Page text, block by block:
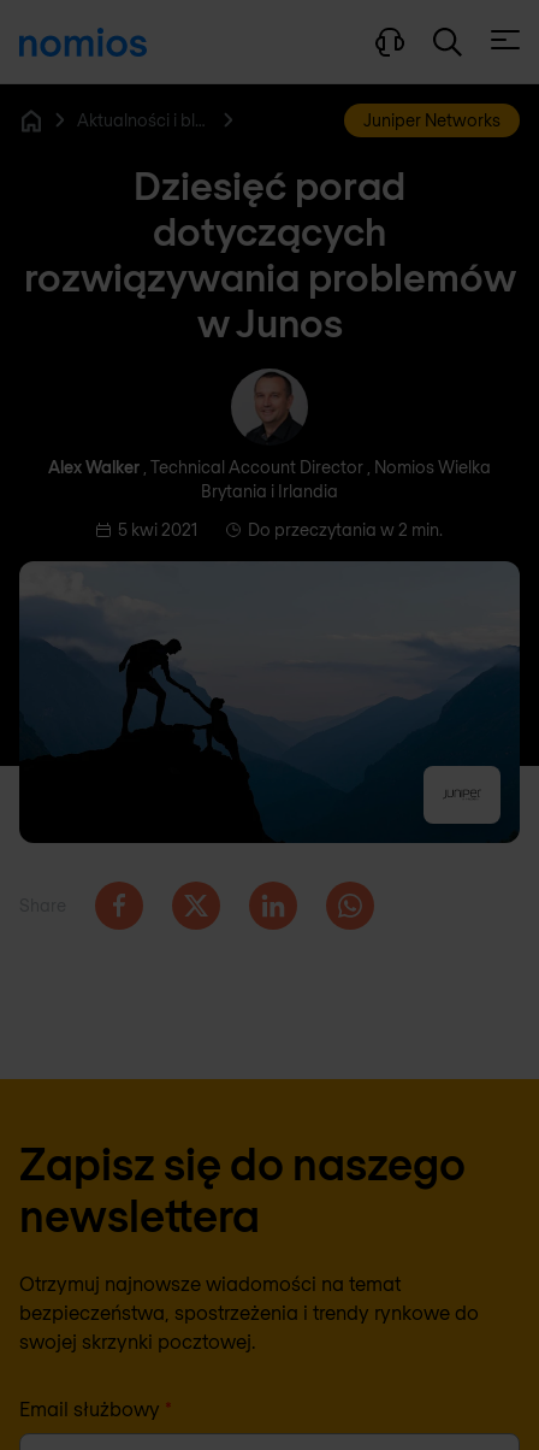
Aktualności i blog Juniper Networks
Dziesięć porad
dotyczących
rozwiązywania problemów
w Junos
Alex Walker
Alex Walker , Technical Account Director , Nomios Wielka
Brytania i Irlandia
5 kwi 2021
Do przeczytania w 2 min.
Zapisz się do naszego
newslettera
Otrzymuj najnowsze wiadomości na temat
bezpieczeństwa, spostrzeżenia i trendy rynkowe do
swojej skrzynki pocztowej.
Email służbowy *